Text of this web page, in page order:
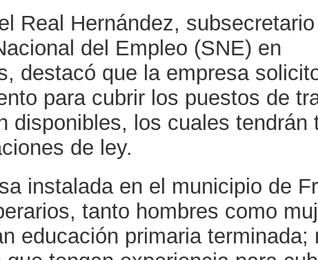
Real Hernández, subsecretario
del Empleo (SNE) en
destacó que la empresa
para cubrir los puestos de
disponibles, los cuales tendrán
de ley.
instalada en el municipio de
tanto hombres como
educación primaria terminada;